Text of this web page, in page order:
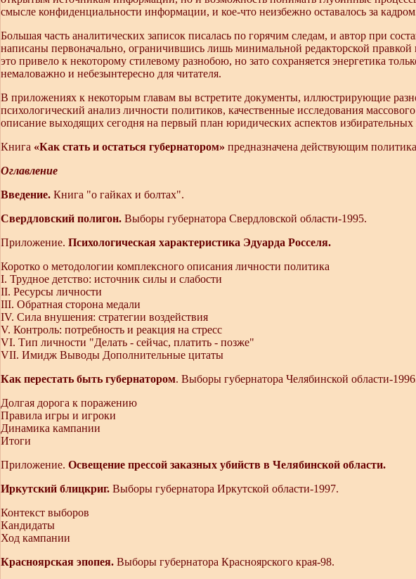
смысле конфиденциальности информации, и кое-что неизбежно оставалось за
Большая часть аналитических записок писалась по горячим следам, и автор при
написаны первоначально, ограничившись лишь минимальной редакторской
это привело к некоторому стилевому разнобою, но зато сохраняется энергетика
немаловажно и небезынтересно для читателя.
В приложениях к некоторым главам вы встретите документы, иллюстрирующие
психологический анализ личности политиков, качественные исследования
описание выходящих сегодня на первый план юридических аспектов
Книга «Как стать и остаться губернатором» предназначена действующим
Оглавление
Введение. Книга "о гайках и болтах".
Свердловский полигон. Выборы губернатора Свердловской области-1995.
Приложение. Психологическая характеристика Эдуарда Росселя.
Коротко о методологии комплексного описания личности политика
I. Трудное детство: источник силы и слабости
II. Ресурсы личности
III. Обратная сторона медали
IV. Сила внушения: стратегии воздействия
V. Контроль: потребность и реакция на стресс
VI. Тип личности "Делать - сейчас, платить - позже"
VII. Имидж Выводы Дополнительные цитаты
Как перестать быть губернатором. Выборы губернатора Челябинской области-
Долгая дорога к поражению
Правила игры и игроки
Динамика кампании
Итоги
Приложение. Освещение прессой заказных убийств в Челябинской области.
Иркутский блицкриг. Выборы губернатора Иркутской области-1997.
Контекст выборов
Кандидаты
Ход кампании
Красноярская эпопея. Выборы губернатора Красноярского края-98.